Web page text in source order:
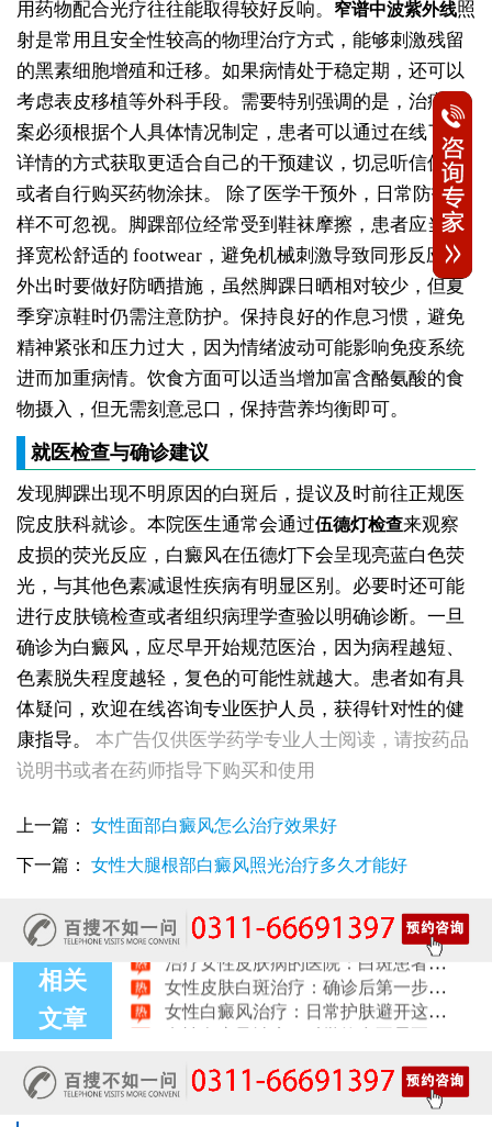
用药物配合光疗往往能取得较好反响。 窄谱中波紫外线照
射是常用且安全性较高的物理治疗方式，能够刺激残留
的黑素细胞增殖和迁移。如果病情处于稳定期，还可以
考虑表皮移植等外科手段。需要特别强调的是，治疗方
案必须根据个人具体情况制定，患者可以通过在线了解
详情的方式获取更适合自己的干预建议，切忌听信偏方
或者自行购买药物涂抹。
除了医学干预外，日常防护同
样不可忽视。脚踝部位经常受到鞋袜摩擦，患者应当选
择宽松舒适的 footwear，避免机械刺激导致同形反应。
外出时要做好防晒措施，虽然脚踝日晒相对较少，但夏
季穿凉鞋时仍需注意防护。保持良好的作息习惯，避免
精神紧张和压力过大，因为情绪波动可能影响免疫系统
进而加重病情。饮食方面可以适当增加富含酪氨酸的食
物摄入，但无需刻意忌口，保持营养均衡即可。
就医检查与确诊建议
发现脚踝出现不明原因的白斑后，提议及时前往正规医
院皮肤科就诊。本院医生通常会通过伍德灯检查来观察
皮损的荧光反应，白癜风在伍德灯下会呈现亮蓝白色荧
光，与其他色素减退性疾病有明显区别。必要时还可能
进行皮肤镜检查或者组织病理学查验以明确诊断。一旦
确诊为白癜风，应尽早开始规范医治，因为病程越短、
色素脱失程度越轻，复色的可能性就越大。患者如有具
体疑问，欢迎在线咨询专业医护人员，获得针对性的健
康指导。
本广告仅供医学药学专业人士阅读，请按药品
说明书或者在药师指导下购买和使用
上一篇： 女性面部白癜风怎么治疗效果好
下一篇： 女性大腿根部白癜风照光治疗多久才能好
相关
文章
女性白斑康复随访服务对比：好医院该做到哪些
女性皮肤白斑误诊后，白癜风治疗方案怎么调整才有效
女性白癜风治疗：遮盖产品选择安全标准是什么
女性白癜风治疗：微量元素补充对康复的作用
女性白斑专科诊疗：收费透明化说明
女性白癜风：饮食忌口的科学标准是什么
治疗女性皮肤病的医院：白斑患者线上复诊操作步骤
女性皮肤白斑治疗：确诊后第一步该做什么
女性白癜风治疗：日常护肤避开这些刺激成分
女性白癜风治疗：科学饮食不需要过度忌口